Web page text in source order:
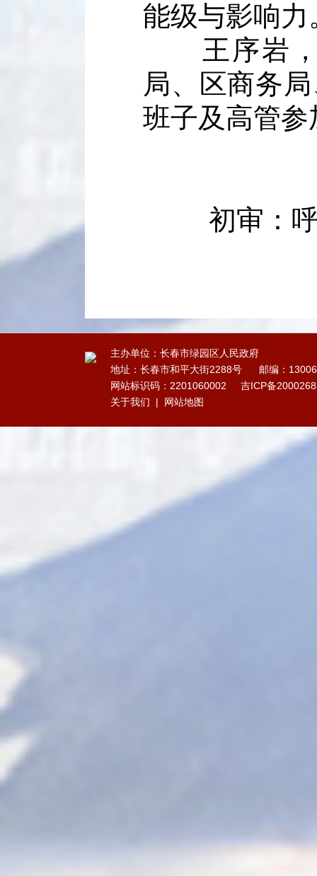
能级与影响力
王序岩，
局、区商务
班子及高管
初审：
主办单位：长春市绿园区人民政府
地址：长春市和平大街2288号
邮编：
网站标识码：2201060002
吉ICP备
关于我们 | 网站地图